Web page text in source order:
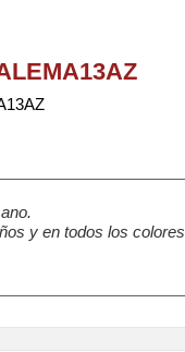
y en todos los colores